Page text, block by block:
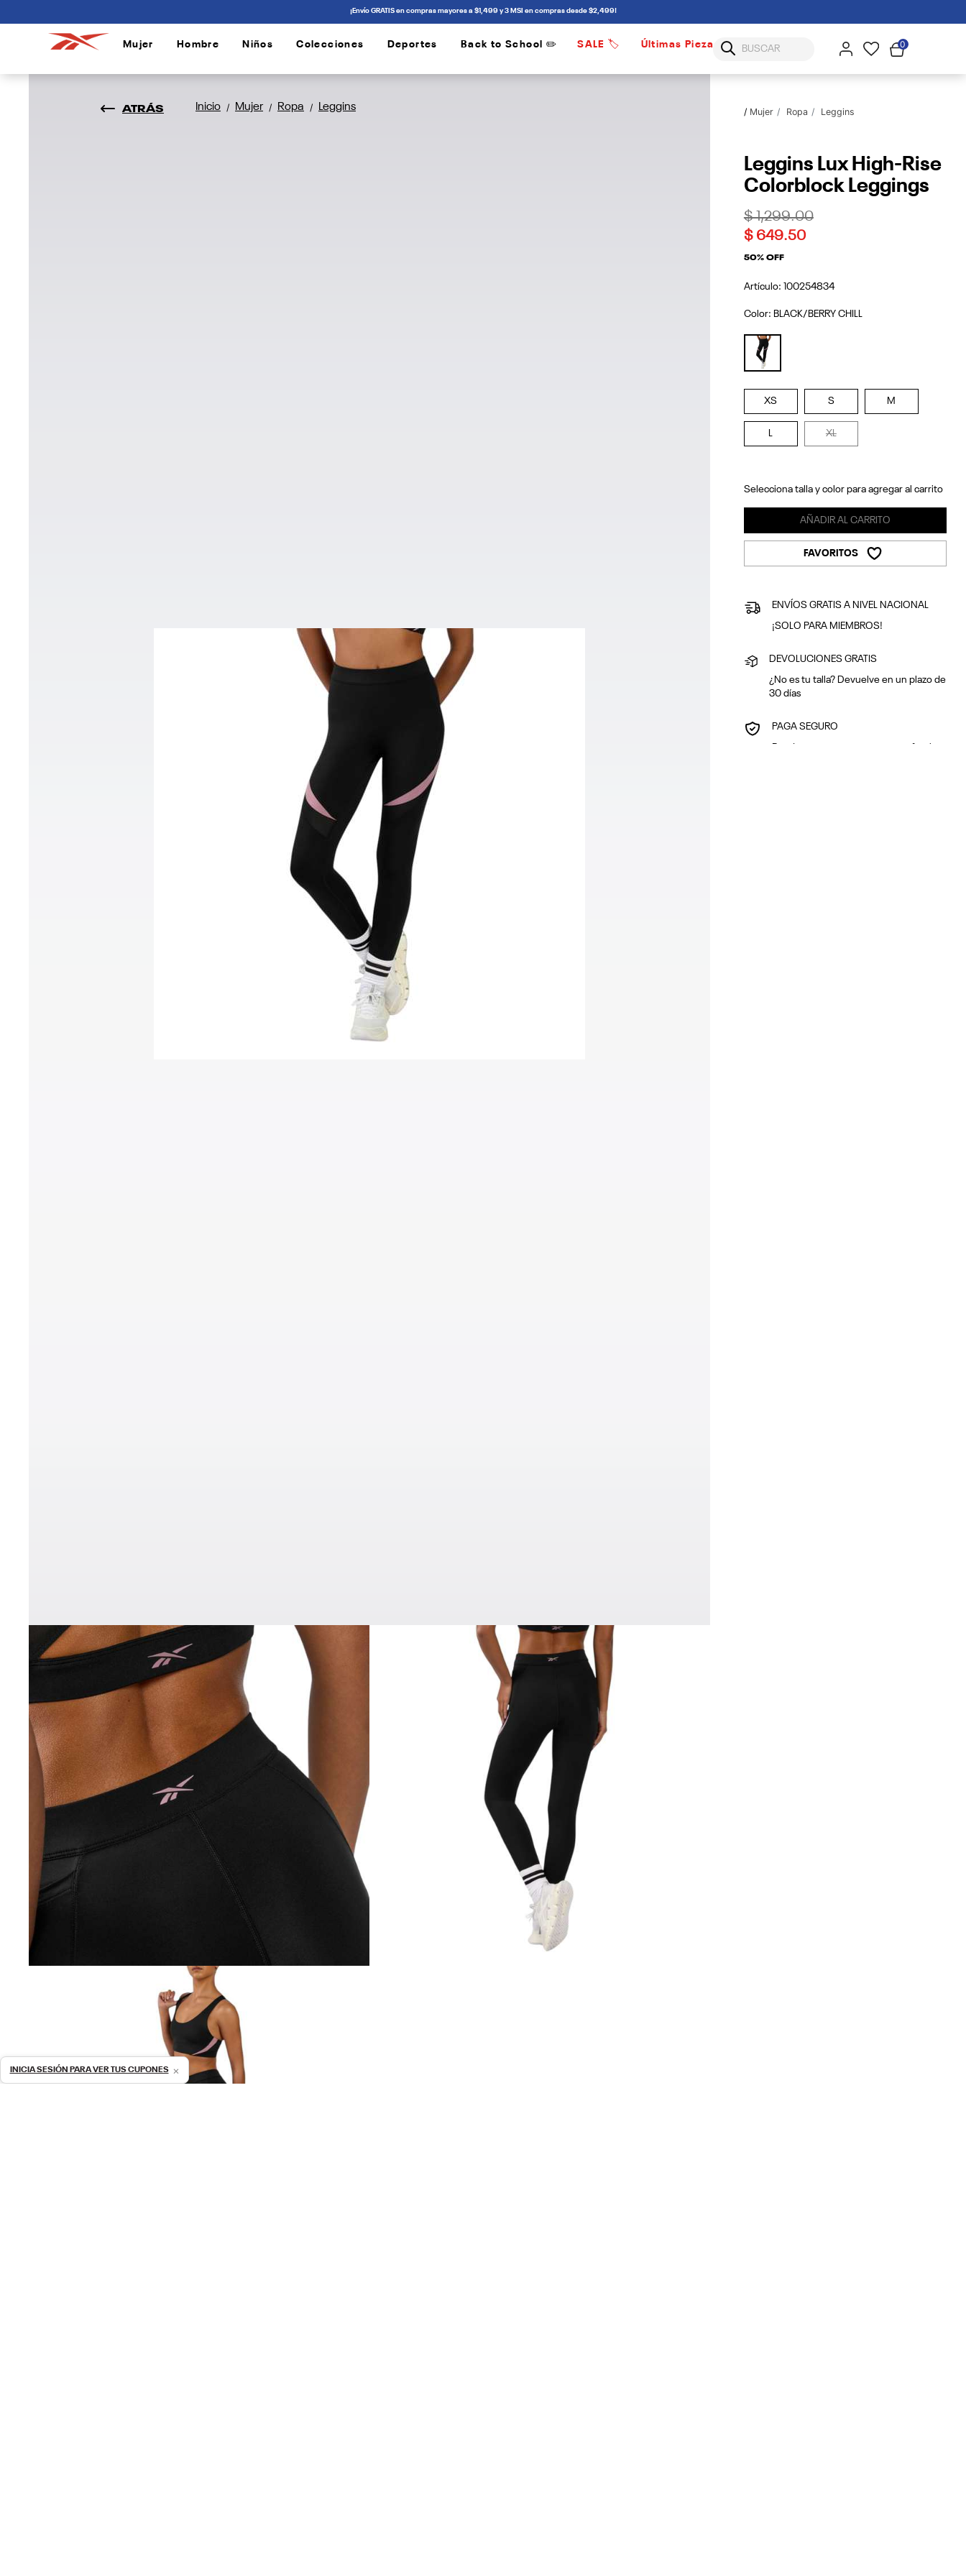
¡Envío GRATIS en compras mayores a $1,499 y 3 MSI en compras desde $2,499!
Mujer Hombre Niños Colecciones Deportes Back to School ✏️ SALE 🏷️ Últimas Piezas 0
ATRÁS Inicio / Mujer / Ropa / Leggins Mujer Ropa Leggins
Leggins Lux High-Rise
Colorblock Leggings
Price reduced from
$ 1,299.00to
$ 649.50
50% OFF
Artículo: 100254834
Color: BLACK/BERRY CHILL
XS S M
L XL
Selecciona talla y color para agregar al carrito
AÑADIR AL CARRITO
FAVORITOS
ENVÍOS GRATIS A NIVEL NACIONAL
¡SOLO PARA MIEMBROS!
DEVOLUCIONES GRATIS
¿No es tu talla? Devuelve en un plazo de
30 días
PAGA SEGURO
INICIA SESIÓN PARA VER TUS CUPONES ×